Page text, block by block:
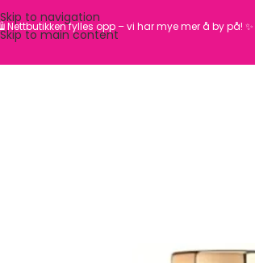
Skip to navigation
Skip to main content
Nettbutikken fylles opp – vi har mye mer å by på! ✨